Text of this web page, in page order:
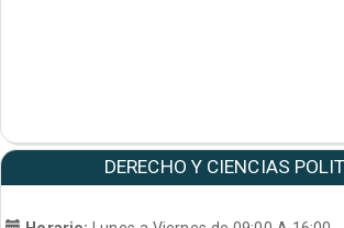
DERECHO Y CIENCIAS